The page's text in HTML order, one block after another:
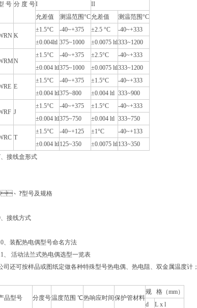
号 分 度 号I
II
允差值
测温范围°C允差值 测温范围°C
K
±1.5°C -40~+375 ±2.5 °C
-40~+333
±0.004ltl 375~1000 ±0.0075 ltl333~1200
N
±1.5°C -40~+375 ±2.5°C
-40~+333
±0.004 ltl375~1000 ±0.0075 ltl333~1200
E
±1.5°C -40~+375 ±1.5°C
-40~+333
±0.004 ltl375~800 ±0.004 ltl 333~900
J
±1.5°C -40~+375 ±1.5°C
-40~+333
±0.004 ltl375~750 ±0.004 ltl 333~750
T
±1.5°C -40~+125 ±1°C
-40~+133
±0.004 ltl125~350 ±0.0075 ltl133~350
、 接线盒形式
、 ?型号及规格
、 接线方式
、装配热电偶型号命名方法
、 活动法兰式热电偶选型一览表
司还可按样品或图纸定做各种特殊型号热电偶、热电阻、双金属温度计；
品型号 分度号温度范围 ℃热响应时间 保护管材料
规 格（mm）
d
L x l